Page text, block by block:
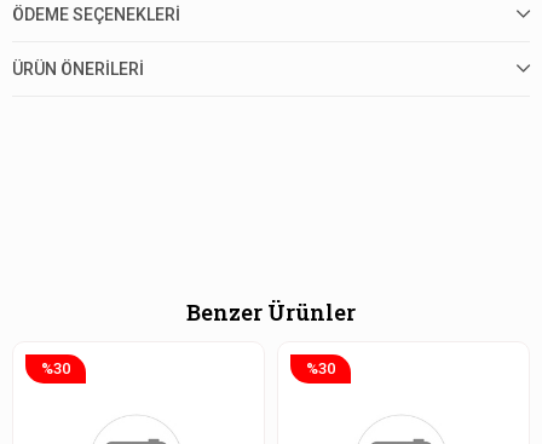
ÖDEME SEÇENEKLERI
ÜRÜN ÖNERILERI
Benzer Ürünler
%30 %30